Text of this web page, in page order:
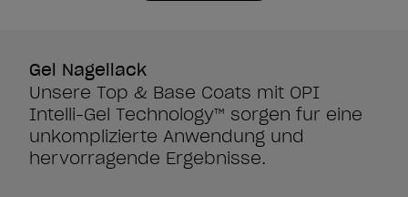
Gel Nagellack
Unsere Top & Base Coats mit OPI
Intelli-Gel Technology™ sorgen für eine
unkomplizierte Anwendung und
hervorragende Ergebnisse.